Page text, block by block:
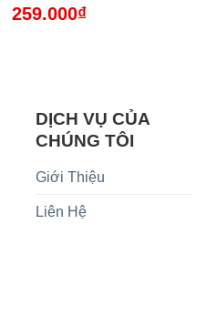
259.000₫
DỊCH VỤ CỦA
CHÚNG TÔI
Giới Thiệu
Liên Hệ